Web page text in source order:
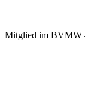
Mitglied im BVMW